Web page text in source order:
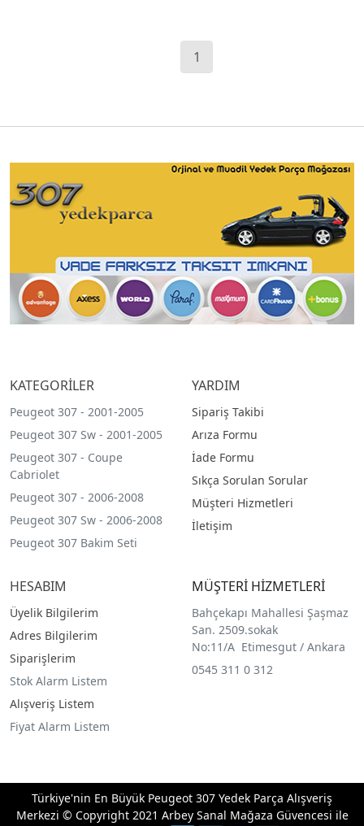
1
KATEGORİLER
Peugeot 307 - 2001-2005
Peugeot 307 Sw - 2001-2005
Peugeot 307 - Coupe
Cabriolet
Peugeot 307 - 2006-2008
Peugeot 307 Sw - 2006-2008
Peugeot 307 Bakim Seti
YARDIM
Sipariş Takibi
Arıza Formu
İade Formu
Sıkça Sorulan Sorular
Müşteri Hizmetleri
İletişim
HESABIM
Üyelik Bilgilerim
Adres Bilgilerim
Siparişlerim
Stok Alarm Listem
Alışveriş Listem
Fiyat Alarm Listem
MÜŞTERİ HİZMETLERİ
Bahçekapı Mahallesi Şaşmaz
San. 2509.sokak
No:11/A Etimesgut / Ankara
0545 311 0 312
Türkiye'nin En Büyük Peugeot 307 Yedek Parça Alışveriş
Merkezi © Copyright 2021 Arbey Sanal Mağaza Güvencesi ile